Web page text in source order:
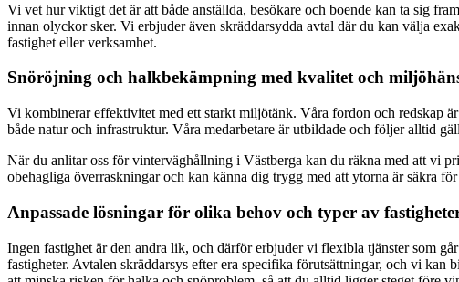
Vi vet hur viktigt det är att både anställda, besökare och boende kan ta sig
innan olyckor sker. Vi erbjuder även skräddarsydda avtal där du kan välja
fastighet eller verksamhet.
Snöröjning och halkbekämpning med kvalitet och
Vi kombinerar effektivitet med ett starkt miljötänk. Våra fordon och redskap
både natur och infrastruktur. Våra medarbetare är utbildade och följer alltid
När du anlitar oss för vinterväghållning i Västberga kan du räkna med att vi
obehagliga överraskningar och kan känna dig trygg med att ytorna är säkra
Anpassade lösningar för olika behov och typer av
Ingen fastighet är den andra lik, och därför erbjuder vi flexibla tjänster som
fastigheter. Avtalen skräddarsys efter era specifika förutsättningar, och vi